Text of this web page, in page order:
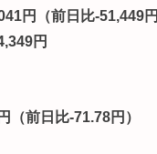
円（前日比-51,449円
円
前日比-71.78円）